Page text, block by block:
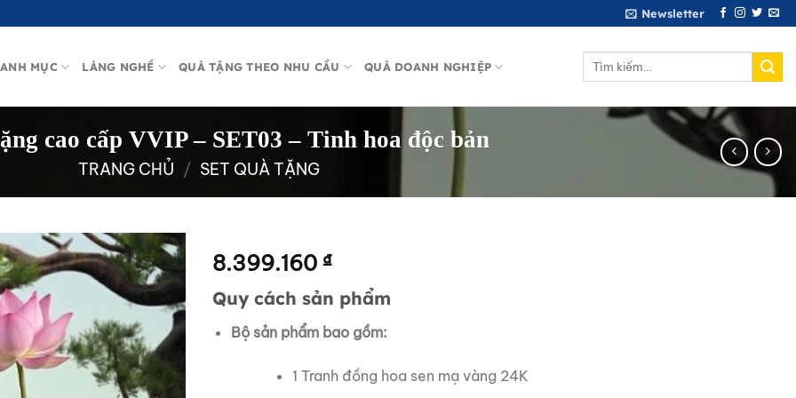
Newsletter
MỤC LÀNG NGHỀ QUÀ TẶNG THEO NHU CẦU QUÀ DOANH NGHIỆP
Tìm
cao cấp VVIP – SET03 – Tinh hoa độc bản
TRANG CHỦ / SET QUÀ TẶNG
8.399.160 ₫
Quy cách sản phẩm
Bộ sản phẩm bao gồm:
1 Tranh đồng hoa sen mạ vàng 24K